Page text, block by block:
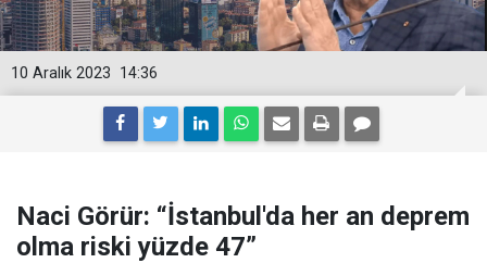
14:36
10 Aralık 2023
Naci Görür: “İstanbul'da her an deprem
olma riski yüzde 47”